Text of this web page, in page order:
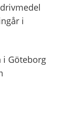
i
i Göteborg